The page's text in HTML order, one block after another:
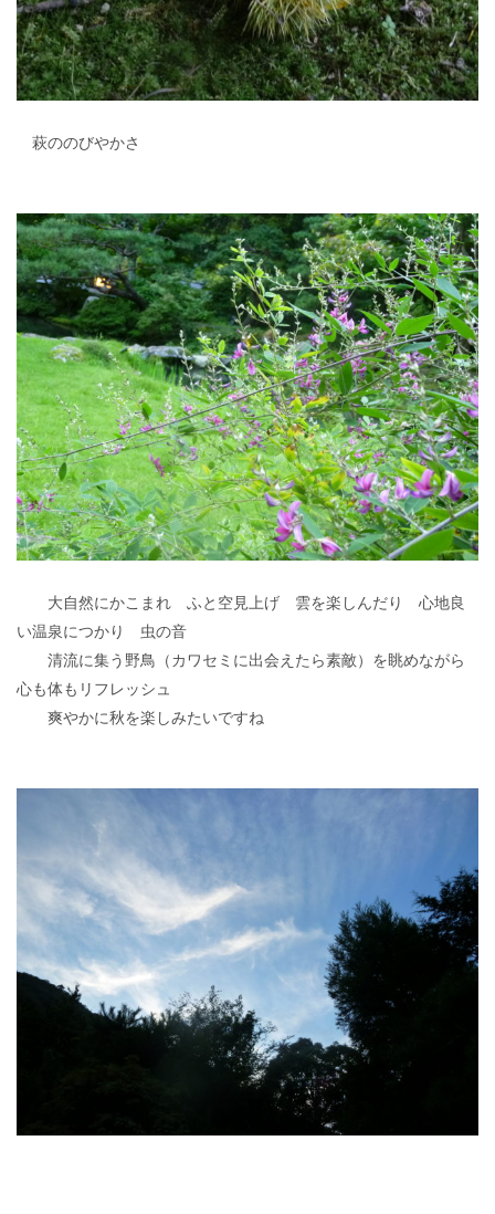
萩ののびやかさ
大自然にかこまれ ふと空見上げ 雲を楽しんだり 心地良
い温泉につかり 虫の音
清流に集う野鳥（カワセミに出会えたら素敵）を眺めながら
心も体もリフレッシュ
爽やかに秋を楽しみたいですね